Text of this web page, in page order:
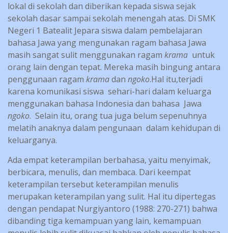
lokal di sekolah dan diberikan kepada siswa sejak
sekolah dasar sampai sekolah menengah atas. Di SMK
Negeri 1 Batealit Jepara siswa dalam pembelajaran
bahasa Jawa yang mengunakan ragam bahasa Jawa
masih sangat sulit menggunakan ragam krama untuk
orang lain dengan tepat. Mereka masih bingung antara
penggunaan ragam kramadan ngoko.Hal itu,terjadi
karena komunikasi siswa sehari-hari dalam keluarga
menggunakan bahasa Indonesia dan bahasa Jawa
ngoko. Selain itu, orang tua juga belum sepenuhnya
melatih anaknya dalam pengunaan dalam kehidupan di
keluarganya.
Ada empat keterampilan berbahasa, yaitu menyimak,
berbicara, menulis, dan membaca. Dari keempat
keterampilan tersebut keterampilan menulis
merupakan keterampilan yang sulit. Hal itu dipertegas
dengan pendapat Nurgiyantoro (1988: 270-271) bahwa
dibanding tiga kemampuan yang lain, kemampuan